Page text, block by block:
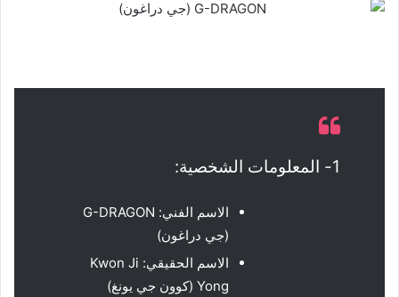
1- المعلومات الشخصية:
الاسم الفني: G-DRAGON
(جي دراغون)
الاسم الحقيقي: Kwon Ji
Yong (كوون جي يونغ)